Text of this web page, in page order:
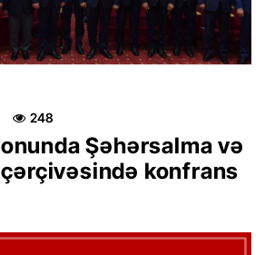
248
Şəhərsalma və
çərçivəsində konfrans